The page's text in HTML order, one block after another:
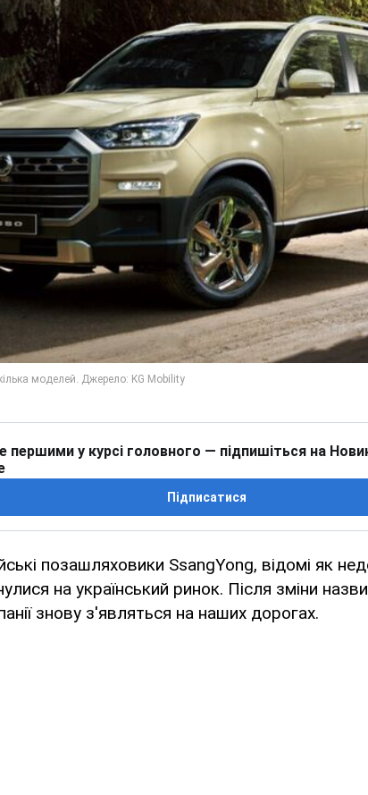
першими у курсі головного — підпишіться на
Підписатися
позашляховики SsangYong, відомі як
на український ринок. Після зміни
знову з'являться на наших дорогах.